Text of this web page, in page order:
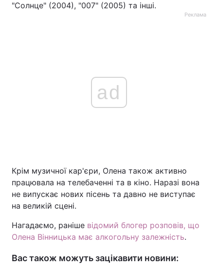
"Солнце" (2004), "007" (2005) та інші.
Реклама
ad
Крім музичної кар'єри, Олена також активно
працювала на телебаченні та в кіно. Наразі вона
не випускає нових пісень та давно не виступає
на великій сцені.
Нагадаємо, раніше відомий блогер розповів, що
Олена Вінницька має алкогольну залежність.
Вас також можуть зацікавити новини: